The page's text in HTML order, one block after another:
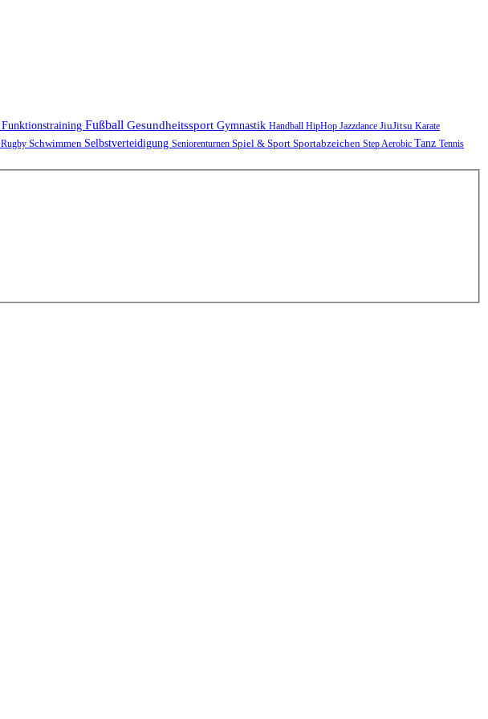
Funktionstraining Fußball Gesundheitssport Gymnastik Handball HipHop Jazzdance JiuJitsu Karate
Rugby Schwimmen Selbstverteidigung Seniorenturnen Spiel & Sport Sportabzeichen Step Aerobic Tanz Tennis